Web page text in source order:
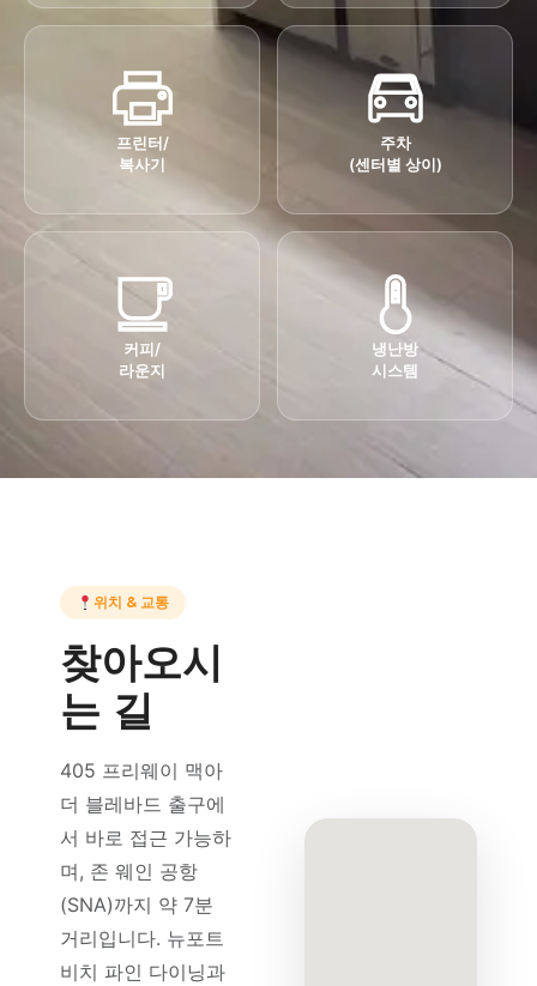
프린터/
복사기
주차
(센터별 상이)
커피/
라운지
냉난방
시스템
위치 & 교통
찾아오시
는 길
405 프리웨이 맥아
더 블레바드 출구에
서 바로 접근 가능하
며, 존 웨인 공항
(SNA)까지 약 7분
거리입니다. 뉴포트
비치 파인 다이닝과